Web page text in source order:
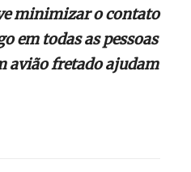
minimizar o contato
em todas as pessoas
avião fretado ajudam